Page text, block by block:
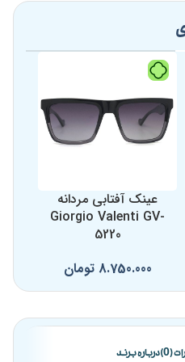
قلبی، مثلثی
عینک آفتابی مردانه
Giorgio Valenti GV-
5220
8.750.000 تومان
(0) درباره برند